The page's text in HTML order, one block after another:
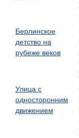
Берлинское
детство на
рубеже веков
Улица с
односторонним
движением